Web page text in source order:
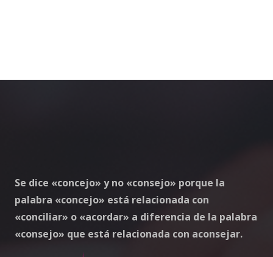
Se dice «concejo» y no «consejo» porque la
palabra «concejo» está relacionada con
«conciliar» o «acordar» a diferencia de la palabra
«consejo» que está relacionada con aconsejar.